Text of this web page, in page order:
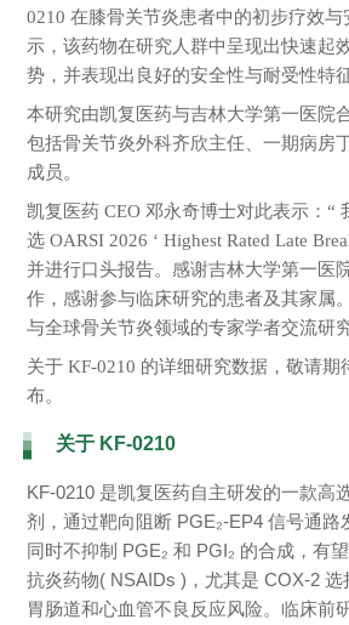
0210 在膝骨关节炎患者中的初步疗效
示，该药物在研究人群中呈现出快速起
势，并表现出良好的安全性与耐受性特征
本研究由凯复医药与吉林大学第一医院
包括骨关节炎外科齐欣主任、一期病房
成员。
凯复医药 CEO 邓永奇博士对此表示：“
选 OARSI 2026 ‘ Highest Rated Late
并进行口头报告。感谢吉林大学第一医
作，感谢参与临床研究的患者及其家属
与全球骨关节炎领域的专家学者交流研
关于 KF-0210 的详细研究数据，敬请期
布。
关于 KF-0210
KF‑0210 是凯复医药自主研发的一款高
剂，通过靶向阻断 PGE₂-EP4 信号通路
同时不抑制 PGE₂ 和 PGI₂ 的合成，有
抗炎药物( NSAIDs )，尤其是 COX‑2
胃肠道和心血管不良反应风险。临床前